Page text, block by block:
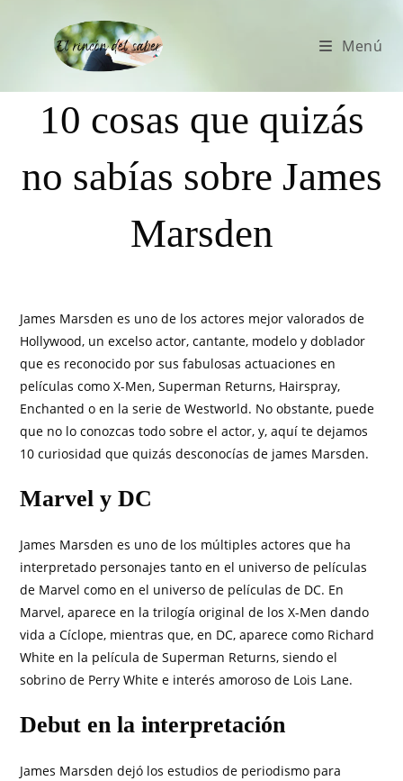
Menú
10 cosas que quizás
no sabías sobre James
Marsden
James Marsden es uno de los actores mejor valorados de
Hollywood, un excelso actor, cantante, modelo y doblador
que es reconocido por sus fabulosas actuaciones en
películas como X-Men, Superman Returns, Hairspray,
Enchanted o en la serie de Westworld. No obstante, puede
que no lo conozcas todo sobre el actor, y, aquí te dejamos
10 curiosidad que quizás desconocías de james Marsden.
Marvel y DC
James Marsden es uno de los múltiples actores que ha
interpretado personajes tanto en el universo de películas
de Marvel como en el universo de películas de DC. En
Marvel, aparece en la trilogía original de los X-Men dando
vida a Cíclope, mientras que, en DC, aparece como Richard
White en la película de Superman Returns, siendo el
sobrino de Perry White e interés amoroso de Lois Lane.
Debut en la interpretación
James Marsden dejó los estudios de periodismo para